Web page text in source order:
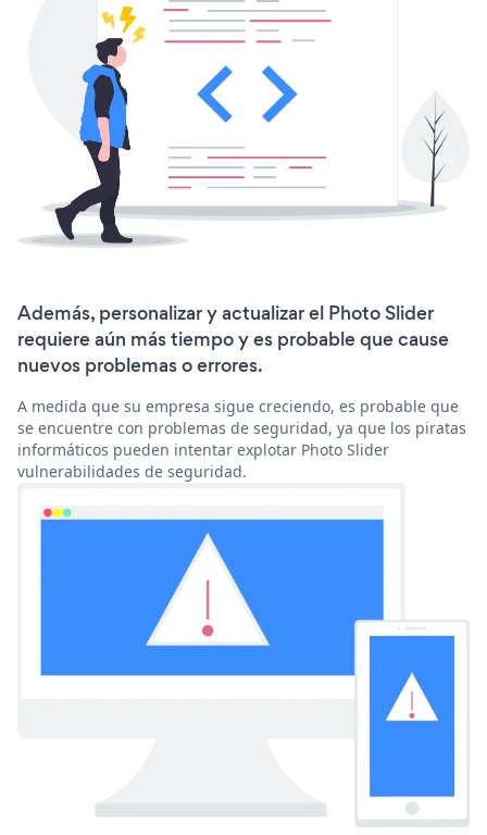
Además, personalizar y actualizar el Photo Slider
requiere aún más tiempo y es probable que cause
nuevos problemas o errores.
A medida que su empresa sigue creciendo, es probable que
se encuentre con problemas de seguridad, ya que los piratas
informáticos pueden intentar explotar Photo Slider
vulnerabilidades de seguridad.